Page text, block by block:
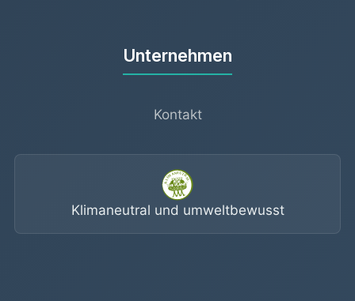
Unternehmen
Kontakt
Klimaneutral und umweltbewusst